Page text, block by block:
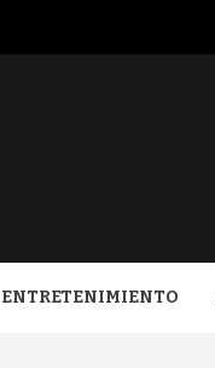
ENTRETENIMIENTO